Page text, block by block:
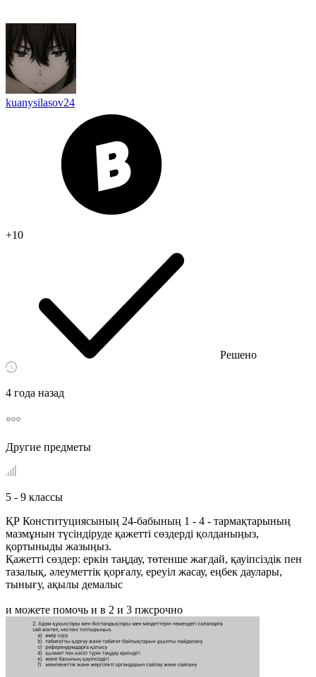
kuanysilasov24
+10
Решено
4 года назад
Другие предметы
5 - 9 классы
ҚР Конституциясының 24-бабының 1 - 4 - тармақтарының
мазмұнын түсіндіруде қажетті сөздерді қолданыңыз,
қортыныды жазыңыз.
Қажетті сөздер: еркiн таңдау, төтенше жағдай, қауiпсiздiк пен
тазалық, әлеуметтiк қорғалу, ереуiл жасау, еңбек даулары,
тынығу, ақылы демалыс
и можете помочь и в 2 и 3 пжсрочно​